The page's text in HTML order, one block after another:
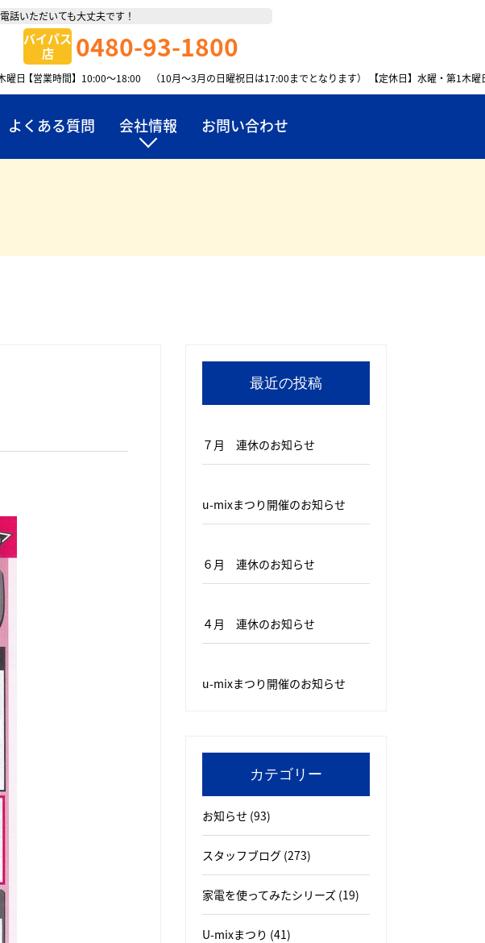
話いただいても大丈夫です！
木曜日
バイパス
店
0480-93-1800
【営業時間】10:00～18:00 （10月～3月の日曜祝日は17:00までとなります） 【定休日】水曜・第1木曜
よくある質問 会社情報
採用情報
お問い合わせ
最近の投稿
７月 連休のお知らせ
u-mixまつり開催のお知らせ
６月 連休のお知らせ
４月 連休のお知らせ
u-mixまつり開催のお知らせ
カテゴリー
お知らせ (93)
スタッフブログ (273)
家電を使ってみたシリーズ (19)
U-mixまつり (41)